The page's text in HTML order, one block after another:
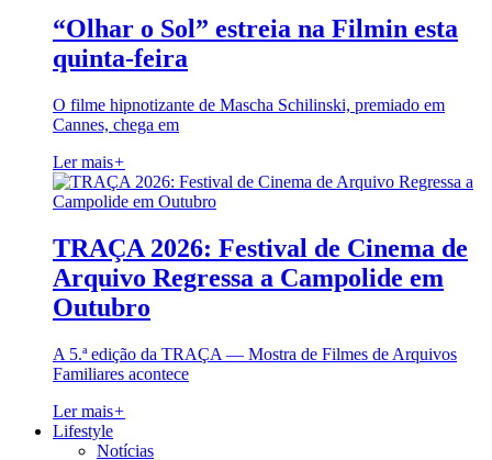
“Olhar o Sol” estreia na Filmin esta
quinta-feira
O filme hipnotizante de Mascha Schilinski, premiado em
Cannes, chega em
Ler mais+
TRAÇA 2026: Festival de Cinema de
Arquivo Regressa a Campolide em
Outubro
A 5.ª edição da TRAÇA — Mostra de Filmes de Arquivos
Familiares acontece
Ler mais+
Lifestyle
Notícias